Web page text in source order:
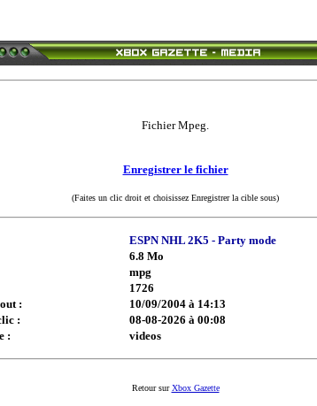
Fichier Mpeg.
Enregistrer le fichier
(Faites un clic droit et choisissez Enregistrer la cible sous)
ESPN NHL 2K5 - Party mode
6.8 Mo
mpg
1726
:
10/09/2004 à 14:13
:
08-08-2026 à 00:08
:
videos
Retour surXbox Gazette